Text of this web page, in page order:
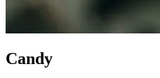
Candy